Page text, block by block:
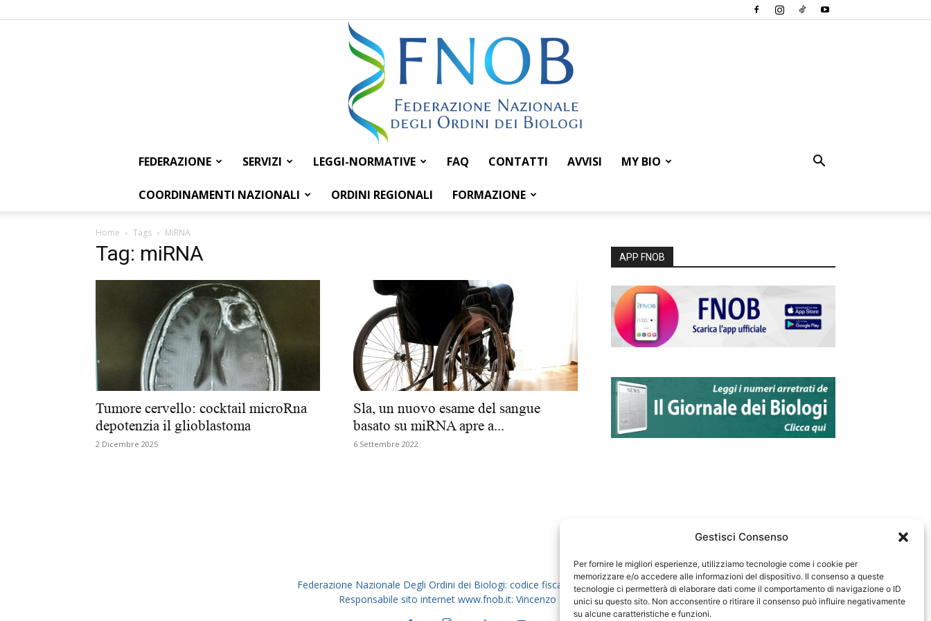
Gestisci Consenso
Per fornire le migliori esperienze, utilizziamo tecnologie come i cookie per
memorizzare e/o accedere alle informazioni del dispositivo. Il consenso a queste
tecnologie ci permetterà di elaborare dati come il comportamento di navigazione o ID
unici su questo sito. Non acconsentire o ritirare il consenso può influire negativamente
su alcune caratteristiche e funzioni.
Federazione
Nazionale
degli
dei
FEDERAZIONE SERVIZI LEGGI-NORMATIVE FAQ CONTATTI AVVISI MY BIO
COORDINAMENTI NAZIONALI ORDINI REGIONALI FORMAZIONE
Home Tags MiRNA
Tag: miRNA
Tumore cervello: cocktail microRna
depotenzia il glioblastoma
2 Dicembre 2025
Sla, un nuovo esame del sangue
basato su miRNA apre a...
6 Settembre 2022
APP FNOB
Federazione Nazionale Degli Ordini dei Biologi: codice fiscale 80069130583
Responsabile sito internet www.fnob.it: Vincenzo D'Anna